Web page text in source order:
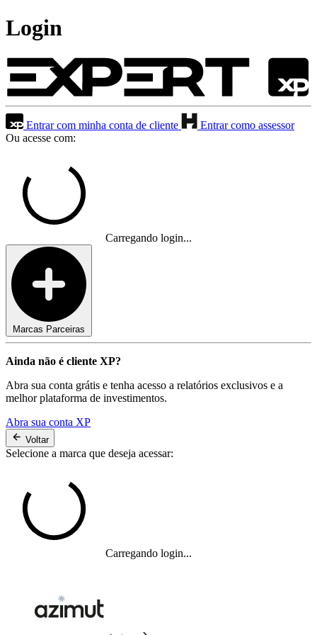
Login
Entrar com minha conta de cliente
Entrar como assessor
Ou acesse com:
Carregando login...
Marcas Parceiras
Ainda não é cliente XP?
Abra sua conta grátis e tenha acesso a relatórios exclusivos e a
melhor plataforma de investimentos.
Abra sua conta XP
Voltar
Selecione a marca que deseja acessar:
Carregando login...